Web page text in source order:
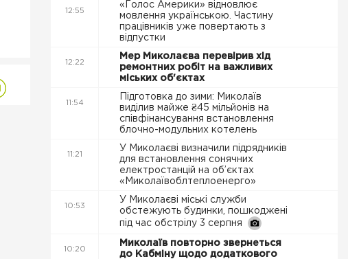
12:55
«Голос Америки» відновлює
мовлення українською. Частину
працівників уже повертають з
відпустки
12:22
Мер Миколаєва перевірив хід
ремонтних робіт на важливих
міських об'єктах
11:54
Підготовка до зими: Миколаїв
виділив майже ₴45 мільйонів на
співфінансування встановлення
блочно-модульних котелень
11:21
У Миколаєві визначили підрядників
для встановлення сонячних
електростанцій на об’єктах
«Миколаївоблтеплоенерго»
10:53
У Миколаєві міські служби
обстежують будинки, пошкоджені
під час обстрілу 3 серпня
10:20
Миколаїв повторно звернеться
до Кабміну щодо додаткового